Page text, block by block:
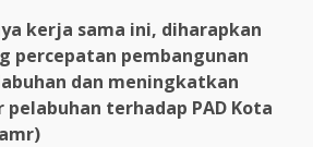
kerja sama ini, diharapkan
percepatan pembangunan
dan meningkatkan
terhadap PAD Kota